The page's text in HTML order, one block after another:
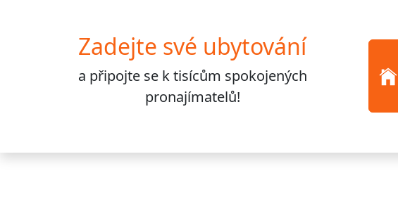
Zadejte své ubytování
a připojte se ktisícům spokojených
pronajímatelů!